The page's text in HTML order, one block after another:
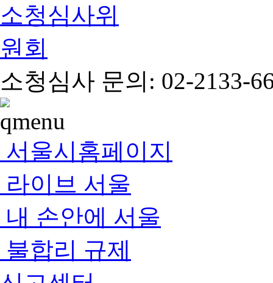
소청심사 문의: 02-2133-
서울시홈페이지
라이브 서울
내 손안에 서울
불합리 규제